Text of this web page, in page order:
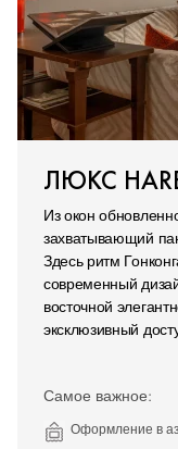
ЛЮКС
Из окон
захватывающий
Здесь ритм
современный
восточной
эксклюзивный
Самое важное:
Оформление в